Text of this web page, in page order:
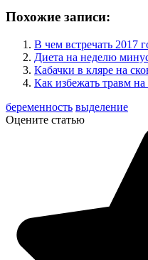
Похожие записи:
В чем встречать 2017
Диета на неделю
Кабачки в кляре на
Как избежать травм
беременность выделение
Оцените статью